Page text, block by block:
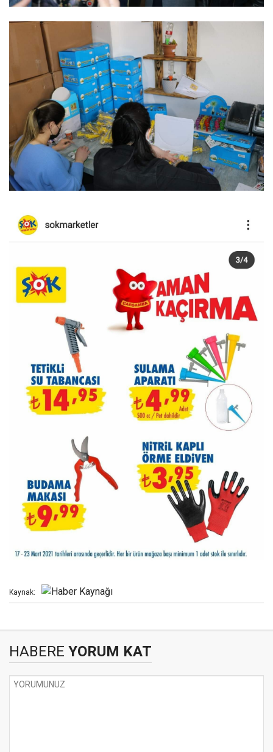
Kaynak:
HABERE YORUM KAT